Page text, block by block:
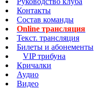
Контакты
Состав команды
Online трансляция
Текст. трансляция
Билеты и абонементы
VIP трибуна
Кричалки
Аудио
Видео